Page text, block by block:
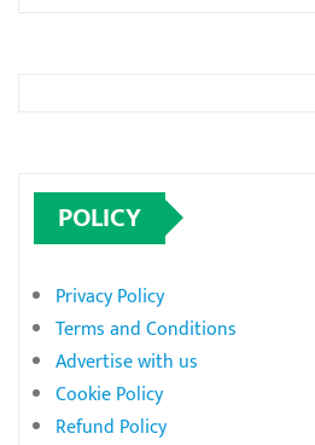
POLICY
Privacy Policy
Terms and Conditions
Advertise with us
Cookie Policy
Refund Policy